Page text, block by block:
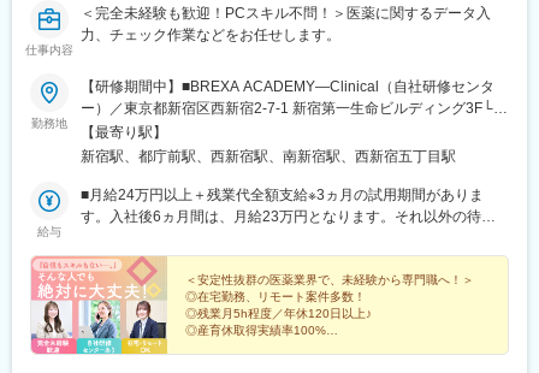
初任地希望だけでなく、エリアを跨いでの転勤はないため、転勤
負担が軽減できます。2ndプロジェクト以降も希望や適性に応じ
■キャリアの選択肢を広げる働き方：
スペシャリティ領域への挑戦、新薬PJなど市場価値を高める機
会、自身の強みを活かしたPJ相談などが可能です。定期的な面談
を通じて、その時々に応じたプロジェクトを提示するなどフレキ
ャー、研修部門など）への道もあります。
自身の成果や頑張りが客観的に評価され、年収に反映されます。
また、在籍年数が増えると永年勤続報奨金や四半期一時金などの
手当もアップします。つまり、やりがいや努力がきちんと報われ
る報酬制度になっています。
仕事内容
＜完全未経験も歓迎！PCスキル不問！＞医薬に関するデータ入
力、チェック作業などをお任せします。
勤務地
【研修期間中】■BREXA ACADEMY―Clinical（自社研修センタ
ー）／東京都新宿区西新宿2-7-1 新宿第一生命ビルディング3F└都
営大江戸線「都庁前駅」A7出口から徒歩1～2分└東京メトロ丸ノ
内線「西新宿駅」2番出口から徒歩5分└JR山手線など「新宿駅」
モート案件多数！＞□東京・神奈川・埼玉・千葉などの各プロジェ
クト先★東京都23区内で勤務できる方を積極採用中！※変更の範
務）可能なプロジェクトもあります。※将来的にプロジェクトによ
って異なりますがフルリモートも可能です。※プロジェクト先によ
り異なりますが、最寄駅から徒歩5～10分圏内の駅チカオフィス
です。
【最寄り駅】
新宿駅、都庁前駅、西新宿駅、南新宿駅、西新宿五丁目駅
給与
■月給24万円以上＋残業代全額支給※3ヵ月の試用期間がありま
す。入社後6ヵ月間は、月給23万円となります。それ以外の待遇
給します！【年収例】年収350万円／経験2年（20代）年収480万
円／経験4年（30代）年収720万円／経験10年（30代）
＜安定性抜群の医薬業界で、未経験から専門職へ！＞
◎在宅勤務、リモート案件多数！
◎残業月5h程度／年休120日以上♪
◎産育休取得実績率100%